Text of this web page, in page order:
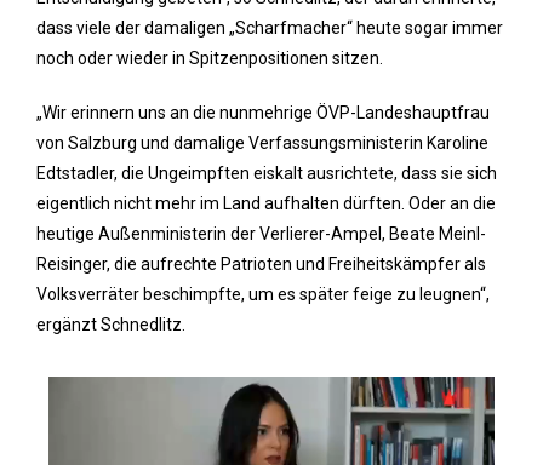
dass viele der damaligen „Scharfmacher“ heute sogar immer
noch oder wieder in Spitzenpositionen sitzen.
„Wir erinnern uns an die nunmehrige ÖVP-Landeshauptfrau
von Salzburg und damalige Verfassungsministerin Karoline
Edtstadler, die Ungeimpften eiskalt ausrichtete, dass sie sich
eigentlich nicht mehr im Land aufhalten dürften. Oder an die
heutige Außenministerin der Verlierer-Ampel, Beate Meinl-
Reisinger, die aufrechte Patrioten und Freiheitskämpfer als
Volksverräter beschimpfte, um es später feige zu leugnen“,
ergänzt Schnedlitz.